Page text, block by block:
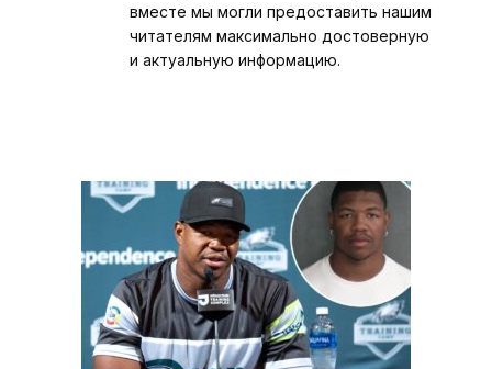
вместе мы могли предоставить нашим
читателям максимально достоверную
и актуальную информацию.